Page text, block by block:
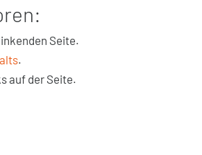
Seite.
.
auf der Seite.